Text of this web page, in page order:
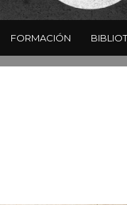
FORMACIÓN